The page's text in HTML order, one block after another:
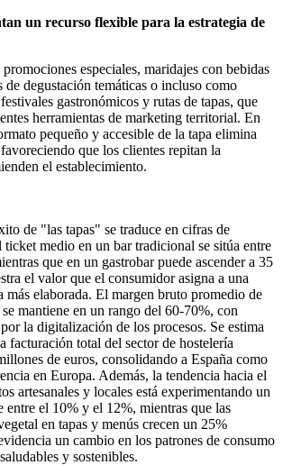
un recurso flexible para la estrategia de
especiales, maridajes con bebidas
de degustación temáticas o incluso como
gastronómicos y rutas de tapas, que
herramientas de marketing territorial. En
pequeño y accesible de la tapa elimina
que los clientes repitan la
el establecimiento.
de "las tapas" se traduce en cifras de
medio en un bar tradicional se sitúa entre
que en un gastrobar puede ascender a 35
el valor que el consumidor asigna a una
más elaborada. El margen bruto promedio de
mantiene en un rango del 60-70%, con
la digitalización de los procesos. Se estima
facturación total del sector de hostelería
de euros, consolidando a España como
en Europa. Además, la tendencia hacia el
artesanales y locales está experimentando un
entre el 10% y el 12%, mientras que las
en tapas y menús crecen un 25%
un cambio en los patrones de consumo
y sostenibles.